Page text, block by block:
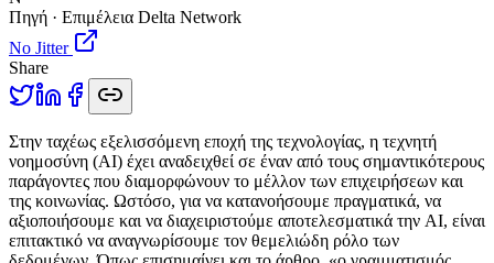
Πηγή · Επιμέλεια Delta Network
No Jitter
Share
Στην ταχέως εξελισσόμενη εποχή της τεχνολογίας, η τεχνητή
νοημοσύνη (AI) έχει αναδειχθεί σε έναν από τους σημαντικότερους
παράγοντες που διαμορφώνουν το μέλλον των επιχειρήσεων και
της κοινωνίας. Ωστόσο, για να κατανοήσουμε πραγματικά, να
αξιοποιήσουμε και να διαχειριστούμε αποτελεσματικά την AI, είναι
επιτακτικό να αναγνωρίσουμε τον θεμελιώδη ρόλο των